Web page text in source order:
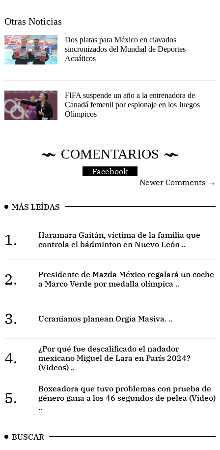
Otras Noticias
Dos platas para México en clavados
sincronizados del Mundial de Deportes
Acuáticos
FIFA suspende un año a la entrenadora de
Canadá femenil por espionaje en los Juegos
Olímpicos
COMENTARIOS
Facebook
Newer Comments →
MÁS LEÍDAS
1.
Haramara Gaitán, víctima de la familia que
controla el bádminton en Nuevo León ..
2.
Presidente de Mazda México regalará un coche
a Marco Verde por medalla olímpica ..
3. Ucranianos planean Orgía Masiva. ..
4.
¿Por qué fue descalificado el nadador
mexicano Miguel de Lara en París 2024?
(Videos) ..
5.
Boxeadora que tuvo problemas con prueba de
género gana a los 46 segundos de pelea (Video)
..
BUSCAR